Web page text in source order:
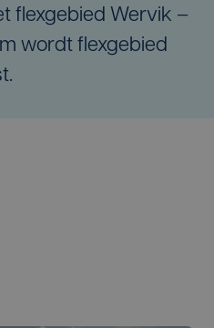
flexgebied Wervik –
wordt flexgebied